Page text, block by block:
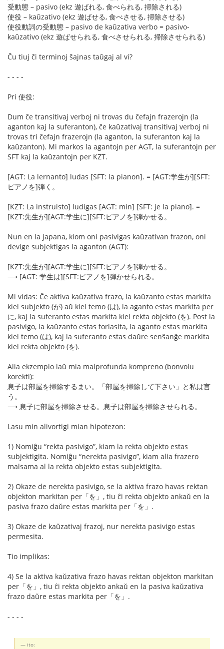
受動態 – pasivo (ekz 遊ばれる, 食べられる, 掃除される)
使役 – kaŭzativo (ekz 遊ばせる, 食べさせる, 掃除させる)
使役動詞の受動態 – pasivo de kaŭzativa verbo = pasivo-
kaŭzativo (ekz 遊ばせられる, 食べさせられる, 掃除させられる)
Ĉu tiuj ĉi terminoj ŝajnas taŭgaj al vi?
- - - -
Pri 使役:
Dum ĉe transitivaj verboj ni trovas du ĉefajn frazerojn (la
aganton kaj la suferanton), ĉe kaŭzativaj transitivaj verboj ni
trovas tri ĉefajn frazerojn (la aganton, la suferanton kaj la
kaŭzanton). Mi markos la agantojn per AGT, la suferantojn per
SFT kaj la kaŭzantojn per KZT.
[AGT: La lernanto] ludas [SFT: la pianon]. = [AGT:学生が][SFT:
ピアノを]弾く。
[KZT: La instruisto] ludigas [AGT: min] [SFT: je la piano]. =
[KZT:先生が][AGT:学生に][SFT:ピアノを]弾かせる。
Nun en la japana, kiom oni pasivigas kaŭzativan frazon, oni
devige subjektigas la aganton (AGT):
[KZT:先生が][AGT:学生に][SFT:ピアノを]弾かせる。
⟶ [AGT: 学生は][SFT:ピアノを]弾かせられる。
Mi vidas: Ĉe aktiva kaŭzativa frazo, la kaŭzanto estas markita
kiel subjekto (が) aŭ kiel temo (は), la aganto estas markita per
に, kaj la suferanto estas markita kiel rekta objekto (を). Post la
pasivigo, la kaŭzanto estas forlasita, la aganto estas markita
kiel temo (は), kaj la suferanto estas daŭre senŝanĝe markita
kiel rekta objekto (を).
Alia ekzemplo laŭ mia malprofunda kompreno (bonvolu
korekti):
息子は部屋を掃除するまい。「部屋を掃除して下さい」と私は言
う。
⟶ 息子に部屋を掃除させる。息子は部屋を掃除させられる。
Lasu min alivortigi mian hipotezon:
1) Nomiĝu “rekta pasivigo”, kiam la rekta objekto estas
subjektigita. Nomiĝu “nerekta pasivigo”, kiam alia frazero
malsama al la rekta objekto estas subjektigita.
2) Okaze de nerekta pasivigo, se la aktiva frazo havas rektan
objekton markitan per「を」, tiu ĉi rekta objekto ankaŭ en la
pasiva frazo daŭre estas markita per「を」.
3) Okaze de kaŭzativaj frazoj, nur nerekta pasivigo estas
permesita.
Tio implikas:
4) Se la aktiva kaŭzativa frazo havas rektan objekton markitan
per「を」, tiu ĉi rekta objekto ankaŭ en la pasiva kaŭzativa
frazo daŭre estas markita per「を」.
- - - -
ito: